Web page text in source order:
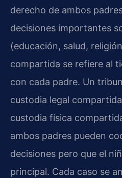
derecho de ambos
decisiones importantes
(educación, salud,
compartida se refiere al
con cada padre. Un
custodia legal
custodia física
ambos padres pueden
decisiones pero que el
principal. Cada caso se